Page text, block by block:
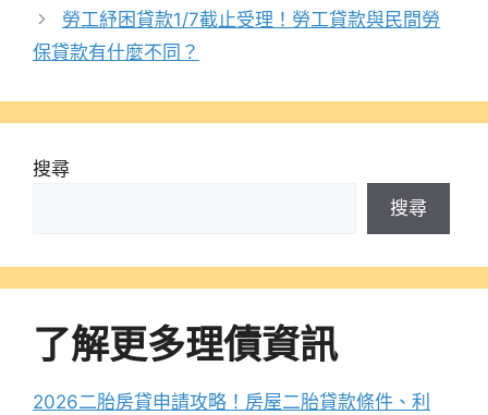
勞工紓困貸款1/7截止受理！勞工貸款與民間勞
保貸款有什麼不同？
搜尋
搜尋
了解更多理債資訊
2026二胎房貸申請攻略！房屋二胎貸款條件、利